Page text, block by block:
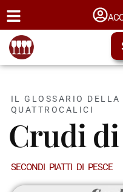
IL GLOSSARIO DELLA
QUATTROCALICI
Crudi di
SECONDI PIATTI DI PESCE